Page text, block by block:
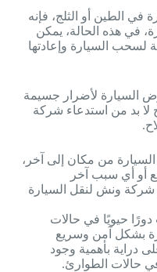
في الطين أو الثلج، فإنه
في هذه الحالة، يمكن
السيارة وإعادتها
السيارة لأضرار جسيمة
لا بد من استدعاء شركة
من مكان إلى آخر،
أو أي سبب آخر
شركة ونش لنقل السيارة
حيويًا في حالات
بشكل آمن وسريع
دراية بأهمية وجود
حالات الطوارئ.